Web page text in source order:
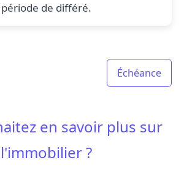
période de différé.
Échéance
en savoir plus sur
l'immobilier ?